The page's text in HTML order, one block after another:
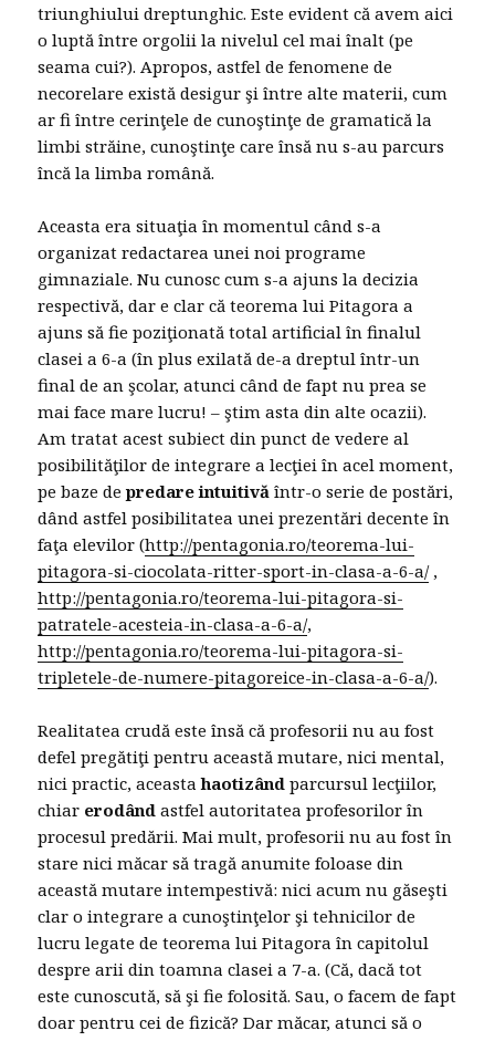
triunghiului dreptunghic. Este evident că avem aici
o luptă între orgolii la nivelul cel mai înalt (pe
seama cui?). Apropos, astfel de fenomene de
necorelare există desigur şi între alte materii, cum
ar fi între cerinţele de cunoştinţe de gramatică la
limbi străine, cunoştinţe care însă nu s-au parcurs
încă la limba română.
Aceasta era situaţia în momentul când s-a
organizat redactarea unei noi programe
gimnaziale. Nu cunosc cum s-a ajuns la decizia
respectivă, dar e clar că teorema lui Pitagora a
ajuns să fie poziţionată total artificial în finalul
clasei a 6-a (în plus exilată de-a dreptul într-un
final de an şcolar, atunci când de fapt nu prea se
mai face mare lucru! – ştim asta din alte ocazii).
Am tratat acest subiect din punct de vedere al
posibilităţilor de integrare a lecţiei în acel moment,
pe baze depredare intuitivă într-o serie de postări,
dând astfel posibilitatea unei prezentări decente în
faţa elevilor (http://pentagonia.ro/teorema-lui-
pitagora-si-ciocolata-ritter-sport-in-clasa-a-6-a/,
http://pentagonia.ro/teorema-lui-pitagora-si-
patratele-acesteia-in-clasa-a-6-a/,
http://pentagonia.ro/teorema-lui-pitagora-si-
tripletele-de-numere-pitagoreice-in-clasa-a-6-a/).
Realitatea crudă este însă că profesorii nu au fost
defel pregătiţi pentru această mutare, nici mental,
nici practic, aceastahaotizând parcursul lecţiilor,
chiar erodând astfel autoritatea profesorilor în
procesul predării. Mai mult, profesorii nu au fost în
stare nici măcar să tragă anumite foloase din
această mutare intempestivă: nici acum nu găseşti
clar o integrare a cunoştinţelor şi tehnicilor de
lucru legate de teorema lui Pitagora în capitolul
despre arii din toamna clasei a 7-a. (Că, dacă tot
este cunoscută, să şi fie folosită. Sau, o facem de fapt
doar pentru cei de fizică? Dar măcar, atunci să o